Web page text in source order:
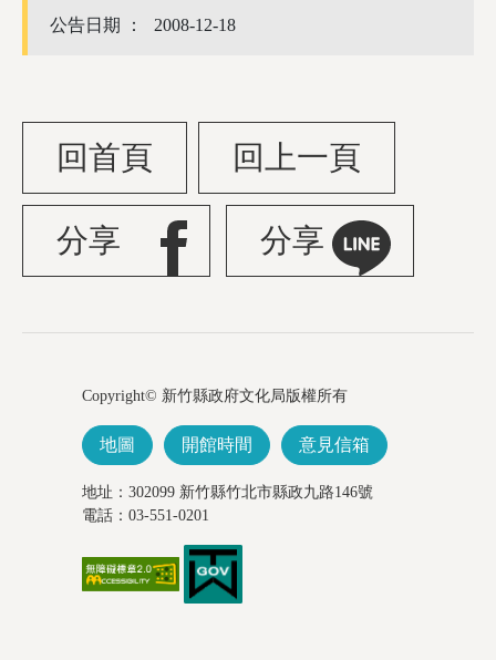
公告日期 ：
2008-12-18
回首頁 回上一頁
分享 分享
Copyright© 新竹縣政府文化局版權所有
地圖 開館時間 意見信箱
地址：302099 新竹縣竹北市縣政九路146號
電話：03-551-0201